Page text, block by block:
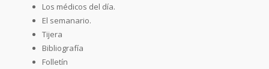
Los médicos del día.
El semanario.
Tijera
Bibliografía
Folletín